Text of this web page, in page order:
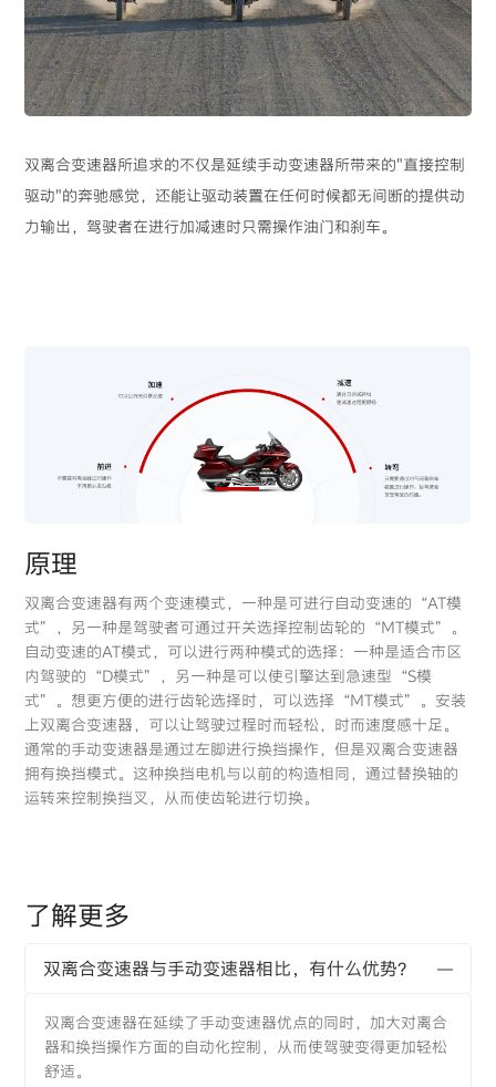
双离合变速器所追求的不仅是延续手动变速器所带来的"直接控制
驱动"的奔驰感觉，还能让驱动装置在任何时候都无间断的提供动
力输出，驾驶者在进行加减速时只需操作油门和刹车。
原理
双离合变速器有两个变速模式，一种是可进行自动变速的“AT模
式”，另一种是驾驶者可通过开关选择控制齿轮的“MT模式”。
自动变速的AT模式，可以进行两种模式的选择：一种是适合市区
内驾驶的“D模式”，另一种是可以使引擎达到急速型“S模
式”。想更方便的进行齿轮选择时，可以选择“MT模式”。安装
上双离合变速器，可以让驾驶过程时而轻松，时而速度感十足。
通常的手动变速器是通过左脚进行换挡操作，但是双离合变速器
拥有换挡模式。这种换挡电机与以前的构造相同，通过替换轴的
运转来控制换挡叉，从而使齿轮进行切换。
了解更多
双离合变速器与手动变速器相比，有什么优势？
双离合变速器在延续了手动变速器优点的同时，加大对离合
器和换挡操作方面的自动化控制，从而使驾驶变得更加轻松
舒适。